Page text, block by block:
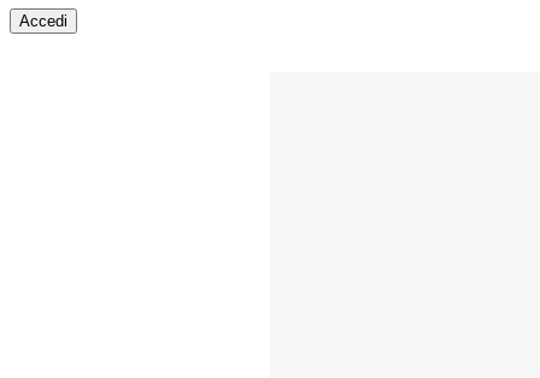
Accedi